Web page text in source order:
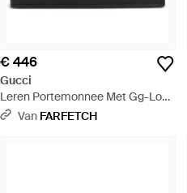
€ 446
Gucci
Leren Portemonnee Met Gg-Logo
- Zwart
Van FARFETCH